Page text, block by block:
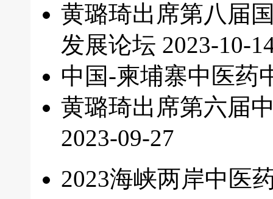
黄璐琦出席第八届
发展论坛 2023-10-
中国-柬埔寨中医药
黄璐琦出席第六届
2023-09-27
2023海峡两岸中医